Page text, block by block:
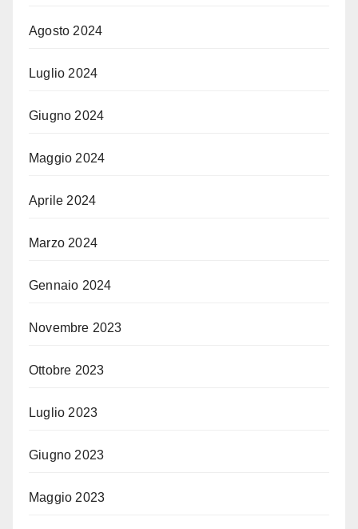
Agosto 2024
Luglio 2024
Giugno 2024
Maggio 2024
Aprile 2024
Marzo 2024
Gennaio 2024
Novembre 2023
Ottobre 2023
Luglio 2023
Giugno 2023
Maggio 2023